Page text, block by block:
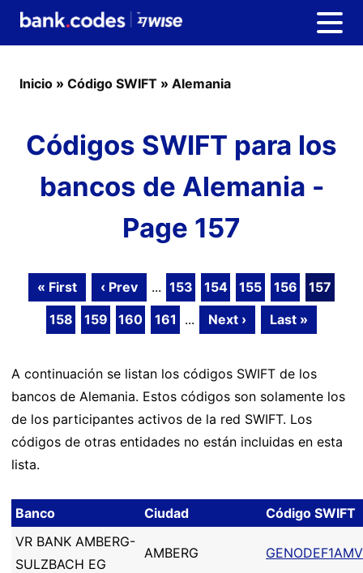
Inicio » Código SWIFT » Alemania
Códigos SWIFT para los
bancos de Alemania -
Page 157
« First ‹ Prev ... 153 154 155 156
157
158
159 160 161 ... Next › Last »
A continuación se listan los códigos SWIFT de los
bancos de Alemania. Estos códigos son solamente los
de los participantes activos de la red SWIFT. Los
códigos de otras entidades no están incluidas en esta
lista.
Banco Ciudad
Código SWIFT
VR BANK AMBERG-
SULZBACH EG
AMBERG GENODEF1AMV